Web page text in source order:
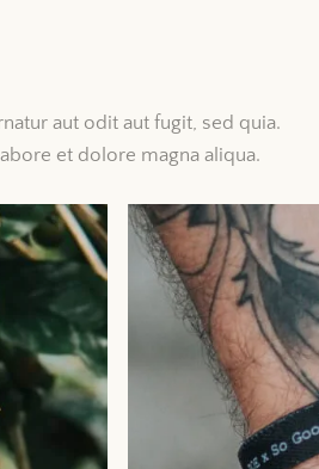
aut odit aut fugit, sed quia.
et dolore magna aliqua.